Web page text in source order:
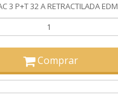
3 P+T 32 A RETRACTILADA EDM
Comprar